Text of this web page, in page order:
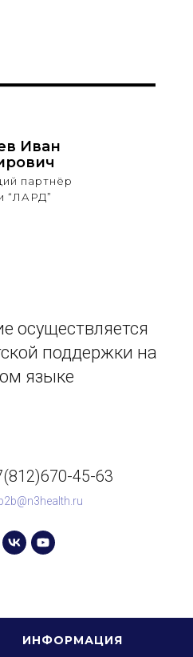
Иван
партнёр
“ЛАРД”
осуществляется
поддержки на
языке
45-63
ИНФОРМАЦИЯ